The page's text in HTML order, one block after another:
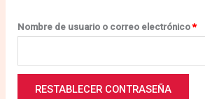
Nombre de usuario o correo electrónico*
RESTABLECER CONTRASEÑA